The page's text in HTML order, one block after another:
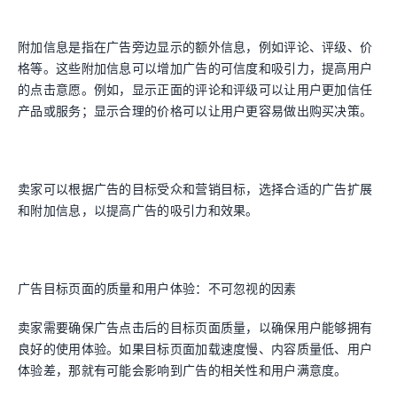
附加信息是指在广告旁边显示的额外信息，例如评论、评级、价
格等。这些附加信息可以增加广告的可信度和吸引力，提高用户
的点击意愿。例如，显示正面的评论和评级可以让用户更加信任
产品或服务；显示合理的价格可以让用户更容易做出购买决策。
卖家可以根据广告的目标受众和营销目标，选择合适的广告扩展
和附加信息，以提高广告的吸引力和效果。
广告目标页面的质量和用户体验：不可忽视的因素
卖家需要确保广告点击后的目标页面质量，以确保用户能够拥有
良好的使用体验。如果目标页面加载速度慢、内容质量低、用户
体验差，那就有可能会影响到广告的相关性和用户满意度。